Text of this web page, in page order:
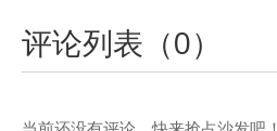
评论列表（0）